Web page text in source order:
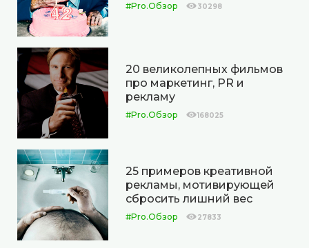
#Pro.Обзор 30298
20 великолепных фильмов
про маркетинг, PR и
рекламу
#Pro.Обзор 168025
25 примеров креативной
рекламы, мотивирующей
сбросить лишний вес
#Pro.Обзор 27833